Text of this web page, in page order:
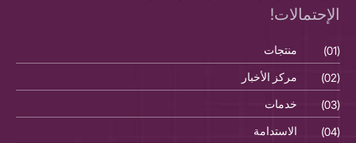
الإحتمالات!
(01) منتجات
(02)
مركز الأخبار
(03)
خدمات
(04)
الاستدامة